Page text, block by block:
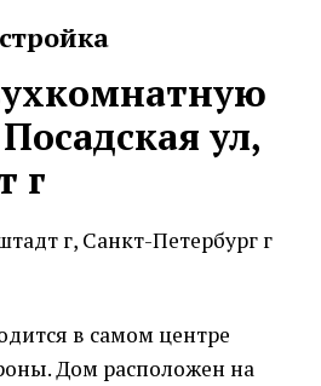
ул,
г
г, Санкт-Петербург г
в самом центре
Дом расположен на